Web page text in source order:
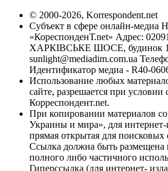
© 2000-2026, Korrespondent.net
Субъект в сфере онлайн-медиа
«КореспонденТ.net» Адрес:
ХАРКІВСЬКЕ ШОСЕ, будинок
sunlight@mediadim.com.ua
Идентификатор медиа - R40-
Использование любых
сайте, разрешается при условии
Корреспондент.net.
При копировании материалов
Украины и мира», для интернет-
прямая открытая для поисковых
Ссылка должна быть размещена
полного либо частичного
Гиперссылка (для интернет-